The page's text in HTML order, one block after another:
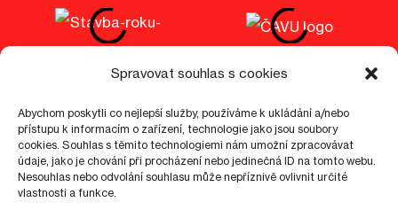
Spravovat souhlas s cookies
Abychom poskytli co nejlepší služby, používáme k ukládání a/nebo
přístupu k informacím o zařízení, technologie jako jsou soubory
cookies. Souhlas s těmito technologiemi nám umožní zpracovávat
údaje, jako je chování při procházení nebo jedinečná ID na tomto webu.
Nesouhlas nebo odvolání souhlasu může nepříznivě ovlivnit určité
vlastnosti a funkce.
©2026 epo1.cz
Nastavení cookies Zásady ochrany osobních údajů